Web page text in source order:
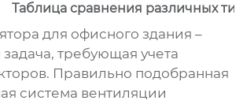
Таблица сравнения различных
для офисного здания –
задача, требующая учета
Правильно подобранная
система вентиляции